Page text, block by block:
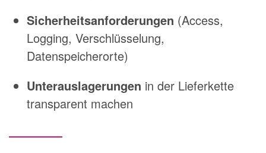
Sicherheitsanforderungen (Access,
Logging, Verschlüsselung,
Datenspeicherorte)
Unterauslagerungen in der Lieferkette
transparent machen